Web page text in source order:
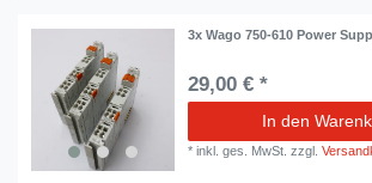
3x Wago 750-610 Power
29,00 € *
In den
*inkl. ges. MwSt. zzgl.